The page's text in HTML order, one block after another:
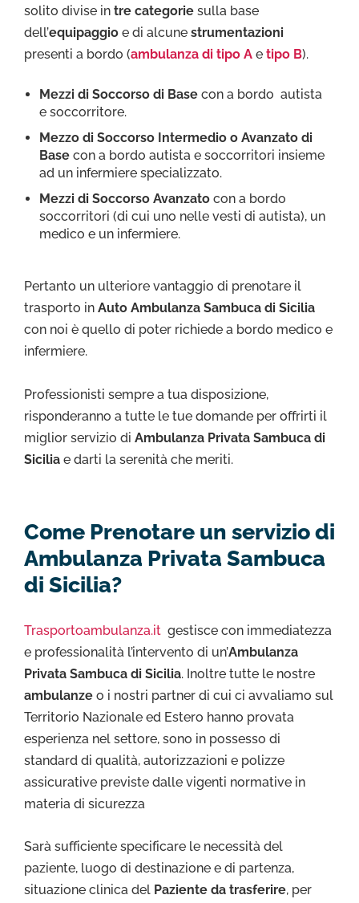
solito divise in tre categorie sulla base
dell’equipaggio e di alcune strumentazioni
presenti a bordo (ambulanza di tipo A e tipo B).
Mezzi di Soccorso di Basecon a bordo autista
e soccorritore.
Mezzo di Soccorso Intermedio o Avanzato di
Basecon a bordo autista e soccorritori insieme
ad un infermiere specializzato.
Mezzi di Soccorso Avanzatocon a bordo
soccorritori (di cui uno nelle vesti di autista), un
medico e un infermiere.
Pertanto un ulteriore vantaggio di prenotare il
trasporto in Auto Ambulanza Sambuca di Sicilia
con noi è quello di poter richiede a bordo medico e
infermiere.
Professionisti sempre a tua disposizione,
risponderanno a tutte le tue domande per offrirti il
miglior servizio di Ambulanza Privata Sambuca di
Sicilia e darti la serenità che meriti.
Come Prenotare un servizio di
Ambulanza Privata Sambuca
di Sicilia?
Trasportoambulanza.it gestisce con immediatezza
e professionalità l’intervento di un’Ambulanza
Privata Sambuca di Sicilia. Inoltre tutte le nostre
ambulanze o i nostri partner di cui ci avvaliamo sul
Territorio Nazionale ed Estero hanno provata
esperienza nel settore, sono in possesso di
standard di qualità, autorizzazioni e polizze
assicurative previste dalle vigenti normative in
materia di sicurezza
Sarà sufficiente specificare le necessità del
paziente, luogo di destinazione e di partenza,
situazione clinica del Paziente da trasferire, per